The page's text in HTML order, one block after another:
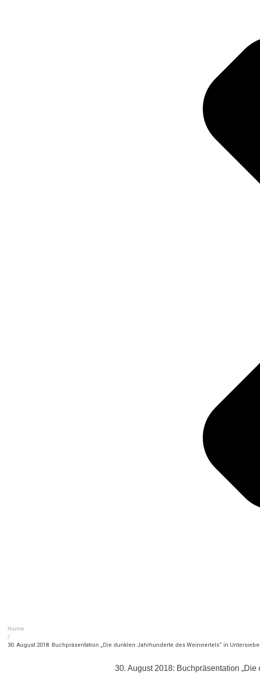
Home
/
30. August 2018: Buchpräsentation „Die dunklen Jahrhunderte des Weinviertels“ in
30. August 2018: Buchpräsentation